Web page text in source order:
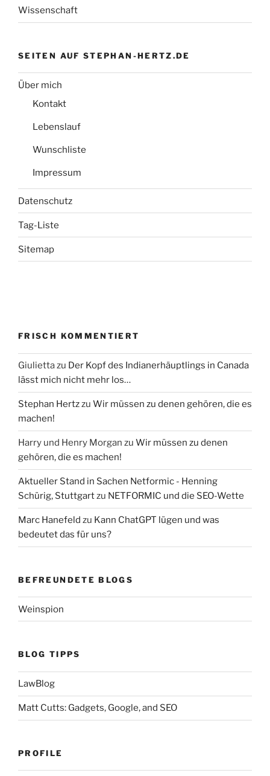
Wissenschaft
SEITEN AUF STEPHAN-HERTZ.DE
Über mich
Kontakt
Lebenslauf
Wunschliste
Impressum
Datenschutz
Tag-Liste
Sitemap
FRISCH KOMMENTIERT
Giuliettazu Der Kopf des Indianerhäuptlings in Canada
lässt mich nicht mehr los…
Stephan Hertzzu Wir müssen zu denen gehören, die es
machen!
Harry und Henry Morgan zu Wir müssen zu denen
gehören, die es machen!
Aktueller Stand in Sachen Netformic - Henning
Schürig, Stuttgartzu NETFORMIC und die SEO-Wette
Marc Hanefeld zu Kann ChatGPT lügen und was
bedeutet das für uns?
BEFREUNDETE BLOGS
Weinspion
BLOG TIPPS
LawBlog
Matt Cutts: Gadgets, Google, and SEO
PROFILE